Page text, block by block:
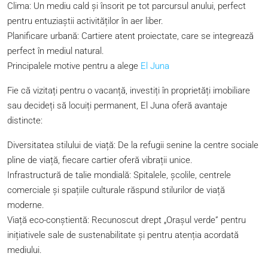
Clima: Un mediu cald și însorit pe tot parcursul anului, perfect
pentru entuziaștii activităților în aer liber.
Planificare urbană: Cartiere atent proiectate, care se integrează
perfect în mediul natural.
Principalele motive pentru a alege El Juna
Fie că vizitați pentru o vacanță, investiți în proprietăți imobiliare
sau decideți să locuiți permanent, El Juna oferă avantaje
distincte:
Diversitatea stilului de viață: De la refugii senine la centre sociale
pline de viață, fiecare cartier oferă vibrații unice.
Infrastructură de talie mondială: Spitalele, școlile, centrele
comerciale și spațiile culturale răspund stilurilor de viață
moderne.
Viață eco-conștientă: Recunoscut drept „Orașul verde” pentru
inițiativele sale de sustenabilitate și pentru atenția acordată
mediului.